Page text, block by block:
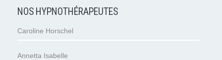
NOS HYPNOTHÉRAPEUTES
Caroline Horschel
Annetta Isabelle